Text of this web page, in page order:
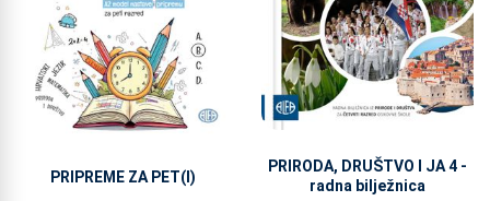
PRIPREME ZA PET(I)
PRIRODA, DRUŠTVO I JA 4 -
radna bilježnica